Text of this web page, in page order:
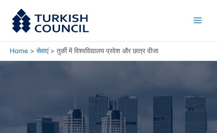
content
Home सेवाएं तुर्की में विश्वविद्यालय प्रवेश और छात्र वीजा